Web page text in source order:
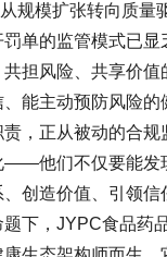
规模扩张转向质量
单的监管模式已显
担风险、共享价值
能主动预防风险的
，正从被动的合规
——他们不仅要能发
创造价值、引领
题下，JYPC食品药